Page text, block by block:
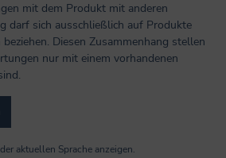
mit dem Produkt mit anderen
darf sich ausschließlich auf Produkte
Diesen Zusammenhang stellen
nur mit einem vorhandenen
aktuellen Sprache anzeigen.